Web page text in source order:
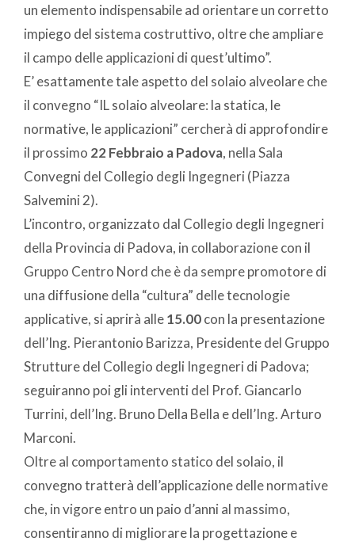
un elemento indispensabile ad orientare un corretto
impiego del sistema costruttivo, oltre che ampliare
il campo delle applicazioni di quest’ultimo”.
E’ esattamente tale aspetto del solaio alveolare che
il convegno “IL solaio alveolare: la statica, le
normative, le applicazioni” cercherà di approfondire
il prossimo 22 Febbraio a Padova, nella Sala
Convegni del Collegio degli Ingegneri (Piazza
Salvemini 2).
L’incontro, organizzato dal Collegio degli Ingegneri
della Provincia di Padova, in collaborazione con il
Gruppo Centro Nord che è da sempre promotore di
una diffusione della “cultura” delle tecnologie
applicative, si aprirà alle15.00con la presentazione
dell’Ing. Pierantonio Barizza, Presidente del Gruppo
Strutture del Collegio degli Ingegneri di Padova;
seguiranno poi gli interventi del Prof. Giancarlo
Turrini, dell’Ing. Bruno Della Bella e dell’Ing. Arturo
Marconi.
Oltre al comportamento statico del solaio, il
convegno tratterà dell’applicazione delle normative
che, in vigore entro un paio d’anni al massimo,
consentiranno di migliorare la progettazione e